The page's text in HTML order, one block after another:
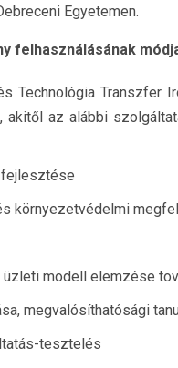
Egyetemen.
felhasználásának
Technológia Transzfer
akitől az alábbi
fejlesztése
környezetvédelmi
üzleti modell elemzése
megvalósíthatósági
tesztelés